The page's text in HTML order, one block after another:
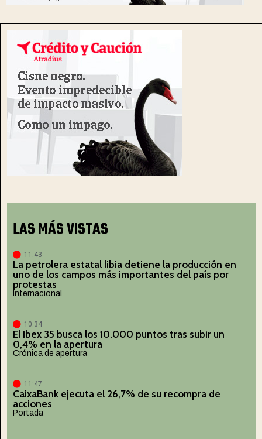
LAS MÁS VISTAS
11:43
La petrolera estatal libia detiene la producción en
uno de los campos más importantes del país por
protestas
Internacional
10:34
El Ibex 35 busca los 10.000 puntos tras subir un
0,4% en la apertura
Crónica de apertura
11:47
CaixaBank ejecuta el 26,7% de su recompra de
acciones
Portada